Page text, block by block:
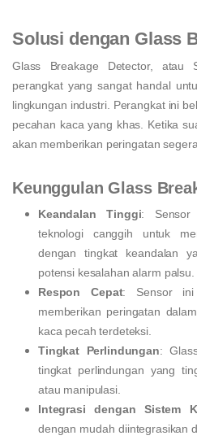
Solusi dengan Glass
Glass Breakage Detector, atau
perangkat yang sangat handal
lingkungan industri. Perangkat ini
pecahan kaca yang khas. Ketika
akan memberikan peringatan segera.
Keunggulan Glass
Keandalan Tinggi: Sensor
teknologi canggih untuk
dengan tingkat keandalan
potensi kesalahan alarm palsu.
Respon Cepat: Sensor ini
memberikan peringatan
kaca pecah terdeteksi.
Tingkat Perlindungan:
tingkat perlindungan yang
atau manipulasi.
Integrasi dengan Sistem
dengan mudah diintegrasikan